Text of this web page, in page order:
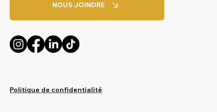
NOUS JOINDRE
Politique de confidentialité